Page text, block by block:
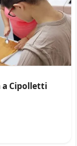
a Cipolletti